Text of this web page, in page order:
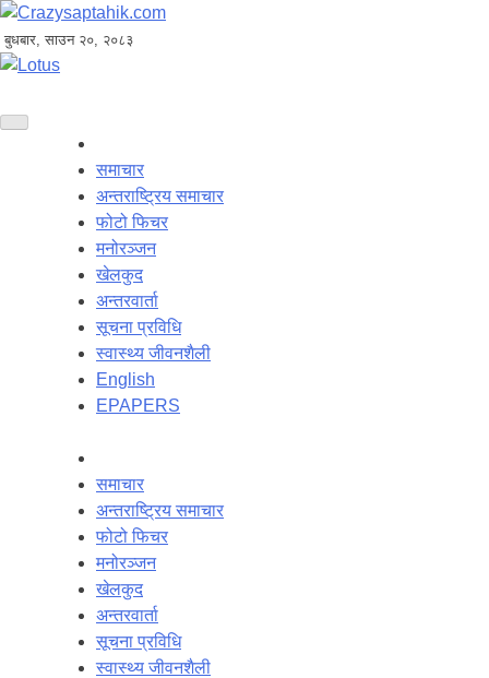
बुधबार, साउन २०, २०८३
समाचार
अन्तराष्ट्रिय समाचार
फोटो फिचर
मनोरञ्जन
खेलकुद
अन्तरवार्ता
सूचना प्रविधि
स्वास्थ्य जीवनशैली
English
EPAPERS
समाचार
अन्तराष्ट्रिय समाचार
फोटो फिचर
मनोरञ्जन
खेलकुद
अन्तरवार्ता
सूचना प्रविधि
स्वास्थ्य जीवनशैली